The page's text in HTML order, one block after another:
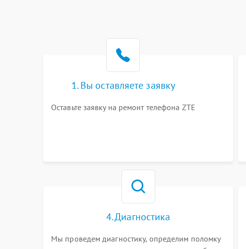
1. Вы оставляете заявку
Оставьте заявку на ремонт телефона ZTE
4. Диагностика
Мы проведем диагностику, определим поломку